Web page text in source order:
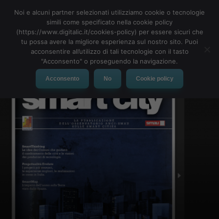
MENU
Noi e alcuni partner selezionati utilizziamo cookie o tecnologie
simili come specificato nella cookie policy
(https://www.digitalic.it/cookies-policy) per essere sicuri che
tu possa avere la migliore esperienza sul nostro sito. Puoi
acconsentire all’utilizzo di tali tecnologie con il tasto
"Acconsento" o proseguendo la navigazione.
Acconsento No Cookie policy